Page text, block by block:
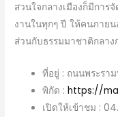
สวนใจกลางเมืองก็มีการ
งานในทุกๆ ปี ให้คนภายน
ส่วนกับธรรมมาชาติกลาง
ที่อยู่ : ถนนพระรา
พิกัด :https://
เปิดให้เข้าชม :